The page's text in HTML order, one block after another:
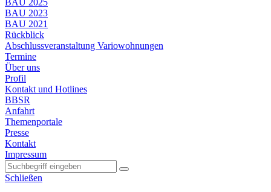
BAU 2023
BAU 2021
Rückblick
Abschlussveranstaltung Variowohnungen
Termine
Über uns
Profil
Kontakt und Hotlines
BBSR
Anfahrt
Themenportale
Presse
Kontakt
Impressum
Schließen